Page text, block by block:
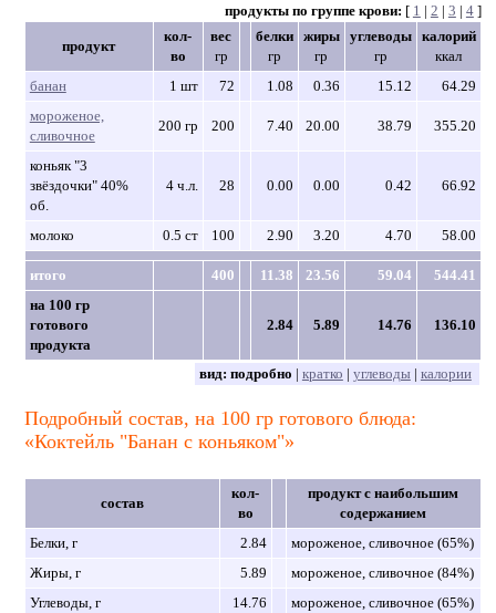
продукты по группе крови: [ 1 | 2 | 3 | 4]
продукт
кол-
во
вес
гр
белки
гр
жиры
гр
углеводы
гр
калорий
ккал
банан
1 шт 72 1.08 0.36 15.12
64.29
мороженое,
сливочное
200 гр 200 7.40 20.00 38.79 355.20
коньяк "3
звёздочки" 40%
об.
4 ч.л. 28 0.00 0.00 0.42 66.92
молоко 0.5 ст 100 2.90 3.20 4.70 58.00
итого 400 11.38 23.56 59.04
544.41
на 100 гр
готового
продукта
2.84 5.89 14.76 136.10
вид: подробно | кратко | углеводы| калории
Подробный состав, на 100 гр готового блюда:
«Коктейль "Банан с коньяком"»
состав
кол-
во
продукт с наибольшим
содержанием
Белки, г
2.84
мороженое, сливочное (65%)
Жиры, г
5.89
мороженое, сливочное (84%)
Углеводы, г
14.76
мороженое, сливочное (65%)